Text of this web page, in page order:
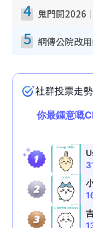
4
5